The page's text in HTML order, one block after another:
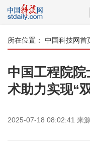
所在位置： 中国科技网首
中国工程院
术助力实现“
2025-07-18 08:02:41 来